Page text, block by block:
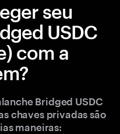
seu
USDC
com a
Bridged USDC
chaves privadas são
maneiras: